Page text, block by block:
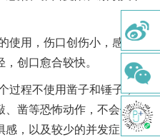
使用，伤口创伤小，感染
创口愈合较快。
过程不使用凿子和锤子，
、凿等恐怖动作，不会使患
感，以及较少的并发症，使